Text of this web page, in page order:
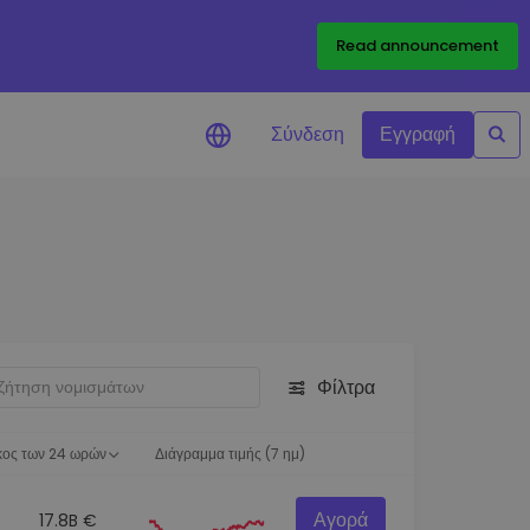
Read announcement
Σύνδεση Εγγραφή
Φίλτρα
των 24 ωρών Διάγραμμα τιμής (7 ημ)
17.8B € Αγορά